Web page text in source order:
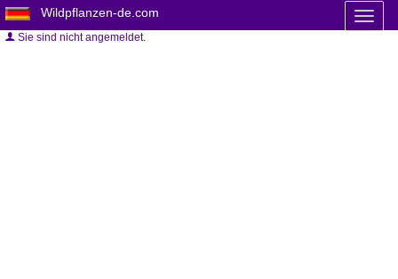
Wildpflanzen-de.com
Sie sind nicht angemeldet.